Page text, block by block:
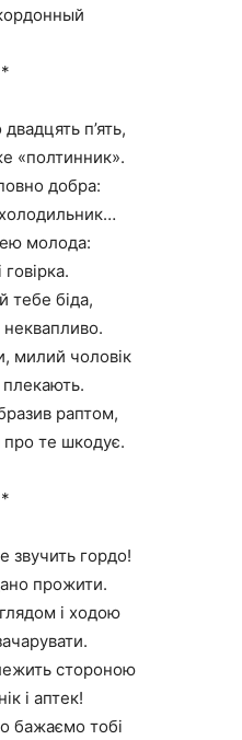
п’ять,
«полтинник».
добра:
молода:
говірка.
тебе біда,
милий чоловік
раптом,
про те шкодує.
звучить гордо!
прожити.
і ходою
стороною
і аптек!
бажаємо тобі